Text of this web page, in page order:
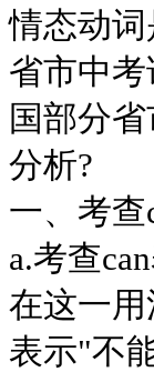
情态动
省市中
国部分
分析?
一、考查
a.考查
在这一
表示"不